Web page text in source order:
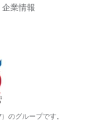
企業情報
のグループです。